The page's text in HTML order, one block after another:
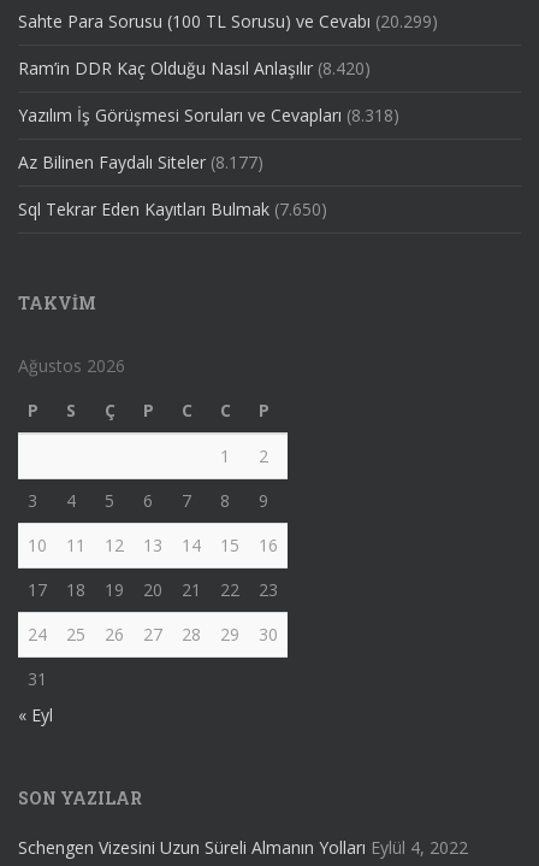
Sahte Para Sorusu (100 TL Sorusu) ve Cevabı (20.299)
Ram’in DDR Kaç Olduğu Nasıl Anlaşılır (8.420)
Yazılım İş Görüşmesi Soruları ve Cevapları (8.318)
Az Bilinen Faydalı Siteler (8.177)
Sql Tekrar Eden Kayıtları Bulmak (7.650)
TAKVIM
Ağustos 2026
P
S Ç P C C
P
1
2
3
4 5 6 7 8
9
10
11 12 13 14 15
16
17
18 19 20 21 22
23
24
25 26 27 28 29
30
31
« Eyl
SON YAZILAR
Schengen Vizesini Uzun Süreli Almanın Yolları Eylül 4, 2022